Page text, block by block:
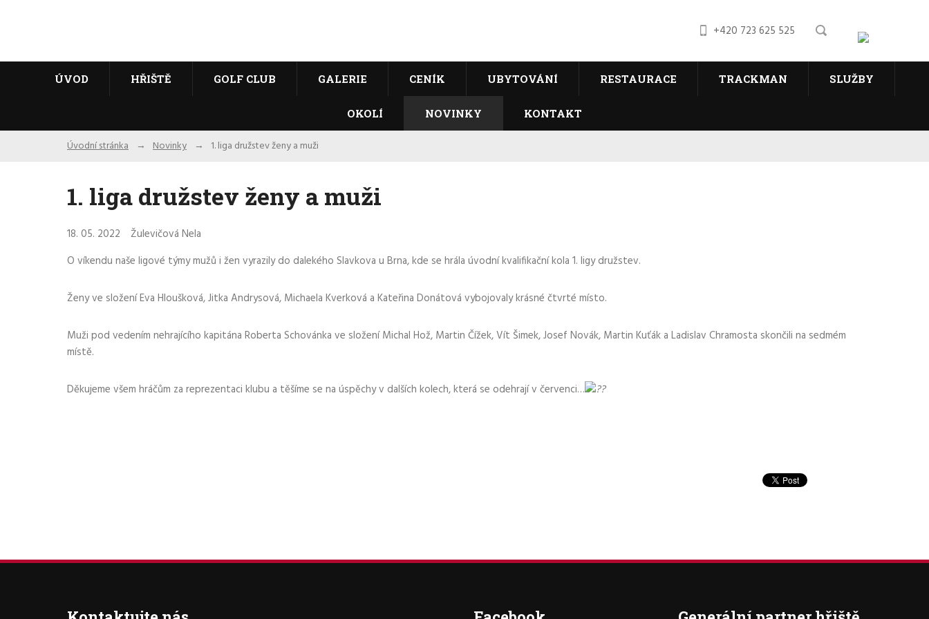
+420 723 625 525
ÚVOD HŘIŠTĚ GOLF CLUB GALERIE CENÍK UBYTOVÁNÍ RESTAURACE TRACKMAN SLUŽBY
OKOLÍ NOVINKY KONTAKT
Úvodní stránka Novinky 1. liga družstev ženy a muži
1. liga družstev ženy a muži
18. 05. 2022
Žulevičová Nela
O víkendu naše ligové týmy mužů i žen vyrazily do dalekého Slavkova u Brna, kde se hrála úvodní kvalifikační kola 1. ligy družstev.
Ženy ve složení Eva Hloušková, Jitka Andrysová, Michaela Kverková a Kateřina Donátová vybojovaly krásné čtvrté místo.
Muži pod vedením nehrajícího kapitána Roberta Schovánka ve složení Michal Hož, Martin Čížek, Vít Šimek, Josef Novák, Martin Kuťák a Ladislav Chramosta skončili na sedmém
místě.
Děkujeme všem hráčům za reprezentaci klubu a těšíme se na úspěchy v dalších kolech, která se odehrají v červenci…